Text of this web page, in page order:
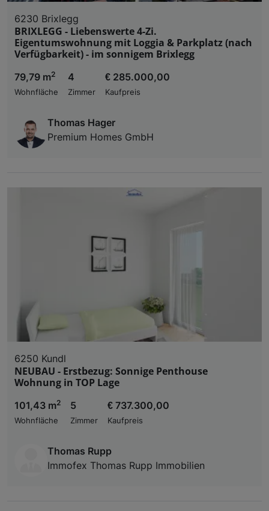
6230 Brixlegg
BRIXLEGG - Liebenswerte 4-Zi.
Eigentumswohnung mit Loggia & Parkplatz (nach
Verfügbarkeit) - im sonnigem Brixlegg
79,79 m2
Wohnfläche
4
Zimmer
€ 285.000,00
Kaufpreis
Thomas Hager
Premium Homes GmbH
6250 Kundl
NEUBAU - Erstbezug: Sonnige Penthouse
Wohnung in TOP Lage
101,43 m2
Wohnfläche
5
Zimmer
€ 737.300,00
Kaufpreis
Thomas Rupp
Immofex Thomas Rupp Immobilien